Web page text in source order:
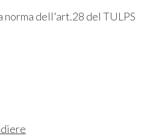
dell'art.28 del TULPS